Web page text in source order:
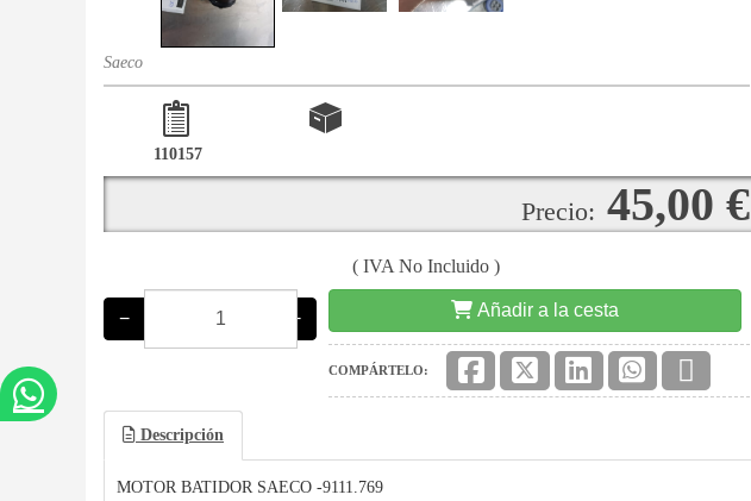
Saeco
110157
Precio: 45,00 €
( IVA No Incluido )
− + Añadir a la cesta
COMPÁRTELO:
Descripción
MOTOR BATIDOR SAECO -9111.769